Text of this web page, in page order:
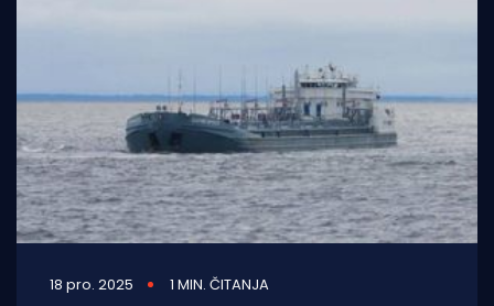
18 pro. 2025 1 MIN. ČITANJA